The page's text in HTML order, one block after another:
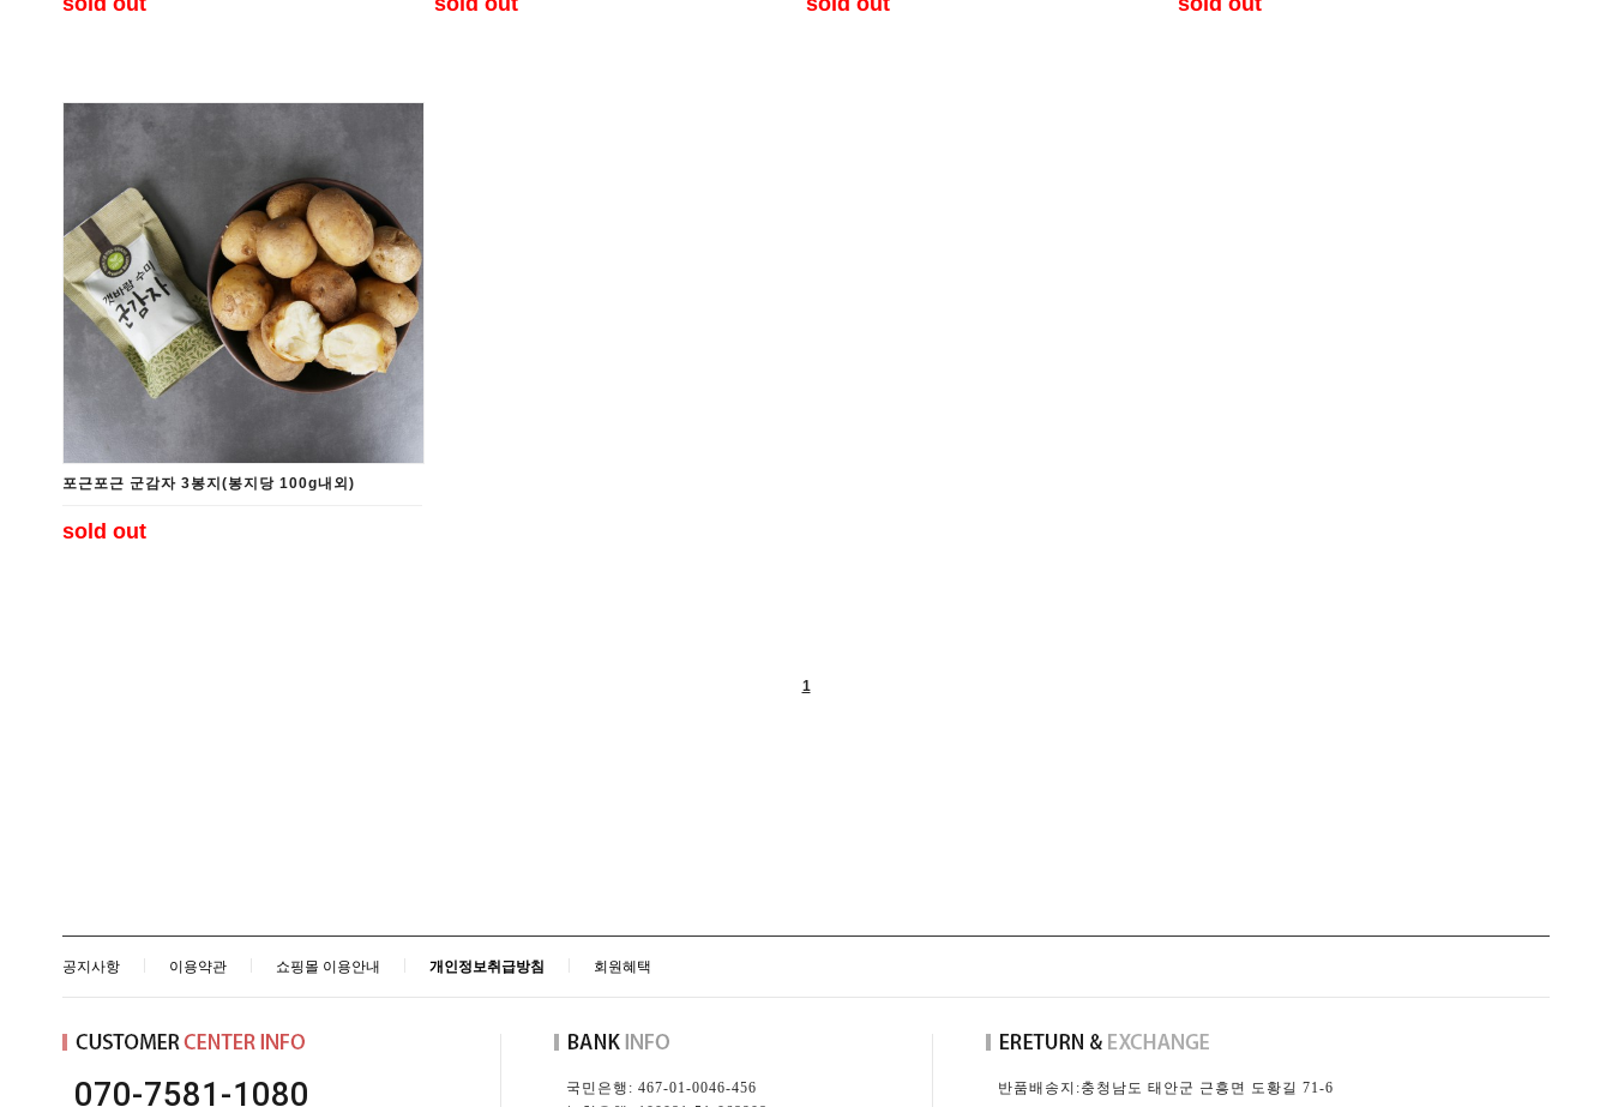
김명월 간편간식류
[마싯구마]갓구운 군고구마
김명월 농산물
바닷물 절임배추
황토 갯바람 호박고구마
황토 갯바람 수미감자
김명월 수산물
생선류
연체류
갑각류
김명월 건어물
COMMUNITY
방송 출연 영상
주문 배송 문의
포근포근 군감자 3봉지(봉지당 100g내외)
sold out
1
공지사항 이용약관 쇼핑몰 이용안내 개인정보취급방침 회원혜택
070-7581-1080
국민은행: 467-01-0046-456
반품배송지:충청남도 태안군 근흥면 도황길 71-6